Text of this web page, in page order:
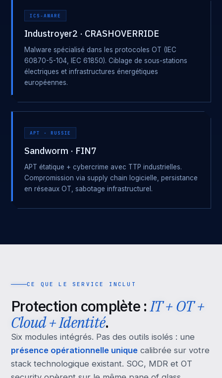
ICS-AWARE
Industroyer2 · CRASHOVERRIDE
Malware spécialisé dans les protocoles OT (IEC
60870-5-104, IEC 61850). Ciblage de sous-stations
électriques et infrastructures énergétiques
européennes.
APT · RUSSIE
Sandworm · FIN7
APT étatique + cybercrime avec TTP industrielles.
Compromission via supply chain logicielle, persistance
en réseaux OT, sabotage infrastructurel.
CE QUE LE SERVICE INCLUT
Protection complète :IT + OT +
Cloud + Identité.
Six modules intégrés. Pas des outils isolés : une
présence opérationnelle unique calibrée sur votre
stack technologique existant. SOC, MDR et OT